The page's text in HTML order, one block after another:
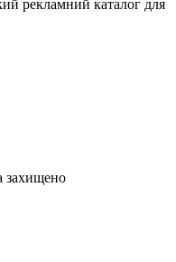
рекламний каталог для
захищено